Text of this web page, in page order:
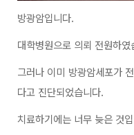
방광암입니다.
대학병원으로 의뢰 전원하였
그러나 이미 방광암세포가
다고 진단되었습니다.
치료하기에는 너무 늦은 것